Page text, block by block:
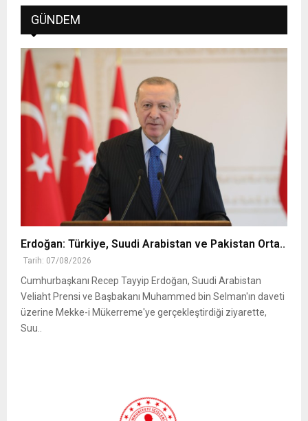
GÜNDEM
Erdoğan: Türkiye, Suudi Arabistan ve Pakistan Orta..
Tarih: 07/08/2026
Cumhurbaşkanı Recep Tayyip Erdoğan, Suudi Arabistan
Veliaht Prensi ve Başbakanı Muhammed bin Selman'ın daveti
üzerine Mekke-i Mükerreme'ye gerçekleştirdiği ziyarette,
Suu..